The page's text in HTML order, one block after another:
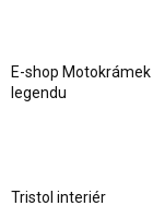
E-shop
legendu
Tristol interiér